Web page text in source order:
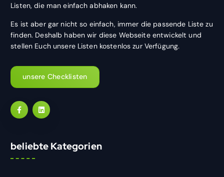
Listen, die man einfach abhaken kann.
Es ist aber gar nicht so einfach, immer die passende Liste zu
finden. Deshalb haben wir diese Webseite entwickelt und
stellen Euch unsere Listen kostenlos zur Verfügung.
unsere Checklisten
beliebte Kategorien